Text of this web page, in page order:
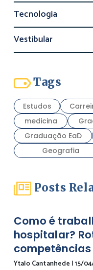
Tecnologia
Vestibular
Tags
Estudos
medicina
Graduação EaD
Geografia
Posts
Como é
hospitalar?
competências
Ytalo Cantanhede |15/